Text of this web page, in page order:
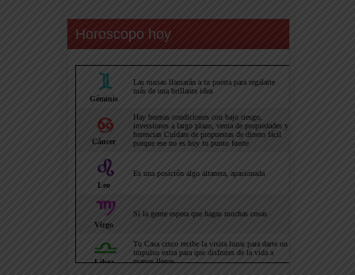
Horoscopo hoy